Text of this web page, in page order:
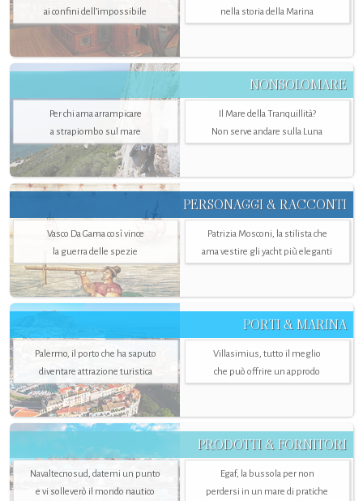
ai confini dell’impossibile
nella storia della Marina
NONSOLOMARE
Per chi ama arrampicare
a strapiombo sul mare
Il Mare della Tranquillità?
Non serve andare sulla Luna
PERSONAGGI & RACCONTI
Vasco Da Gama così vince
la guerra delle spezie
Patrizia Mosconi, la stilista che
ama vestire gli yacht più eleganti
PORTI & MARINA
Palermo, il porto che ha saputo
diventare attrazione turistica
Villasimius, tutto il meglio
che può offrire un approdo
PRODOTTI & FORNITORI
Navaltecnosud, datemi un punto
e vi solleverò il mondo nautico
Egaf, la bussola per non
perdersi in un mare di pratiche